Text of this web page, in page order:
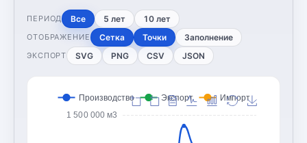
ПЕРИОД Все 5 лет 10 лет
ОТОБРАЖЕНИЕ Сетка Точки Заполнение
ЭКСПОРТ SVG PNG CSV JSON
1 500 000 м3
Производство Экспорт Импорт